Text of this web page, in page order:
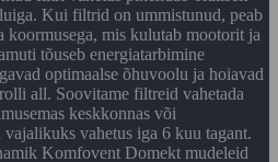
Kui filtrid on ummistunud, peab
koormusega, mis kulutab mootorit ja
tõuseb energiatarbimine
optimaalse õhuvoolu ja hoiavad
all. Soovitame filtreid vahetada
keskkonnas või
vahetus iga 6 kuu tagant.
Komfovent Domekt mudeleid